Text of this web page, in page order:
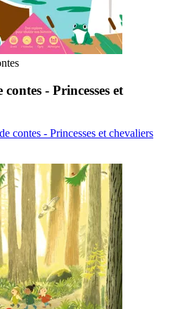
- Princesses et
contes - Princesses et chevaliers